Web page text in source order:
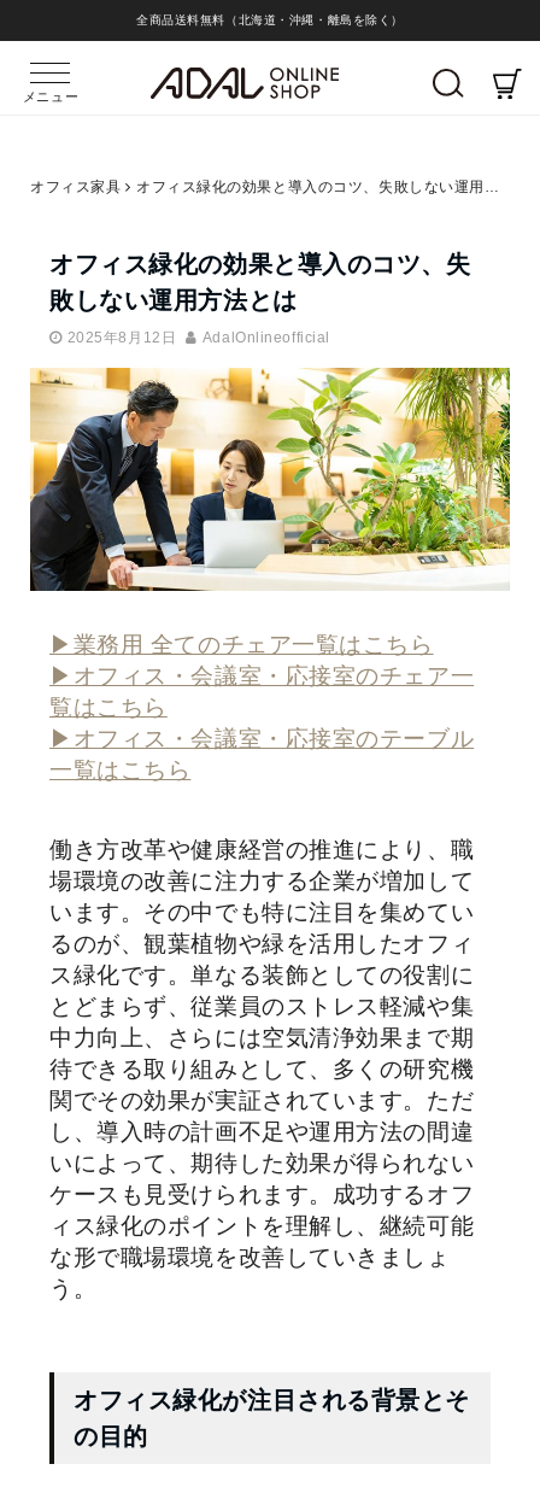
全商品送料無料（北海道・沖縄・離島を除く）
メニュー
オフィス家具 オフィス緑化の効果と導入のコツ、失敗しない運用方法とは
オフィス緑化の効果と導入のコツ、失
敗しない運用方法とは
2025年8月12日 AdalOnlineofficial
▶業務用 全てのチェア一覧はこちら
▶オフィス・会議室・応接室のチェア一
覧はこちら
▶オフィス・会議室・応接室のテーブル
一覧はこちら
働き方改革や健康経営の推進により、職
場環境の改善に注力する企業が増加して
います。その中でも特に注目を集めてい
るのが、観葉植物や緑を活用したオフィ
ス緑化です。単なる装飾としての役割に
とどまらず、従業員のストレス軽減や集
中力向上、さらには空気清浄効果まで期
待できる取り組みとして、多くの研究機
関でその効果が実証されています。ただ
し、導入時の計画不足や運用方法の間違
いによって、期待した効果が得られない
ケースも見受けられます。成功するオフ
ィス緑化のポイントを理解し、継続可能
な形で職場環境を改善していきましょ
う。
オフィス緑化が注目される背景とそ
の目的